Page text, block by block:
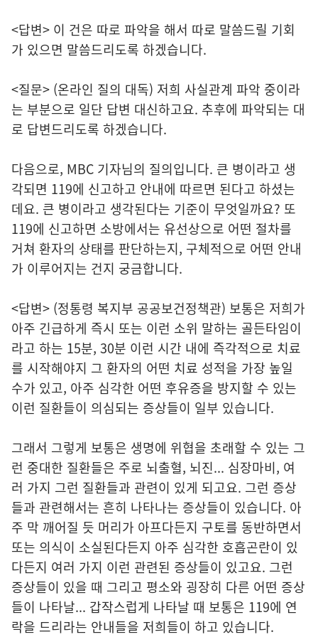
<답변> 이 건은 따로 파악을 해서 따로 말씀드릴 기회
가 있으면 말씀드리도록 하겠습니다.
<질문> (온라인 질의 대독) 저희 사실관계 파악 중이라
는 부분으로 일단 답변 대신하고요. 추후에 파악되는 대
로 답변드리도록 하겠습니다.
다음으로, MBC 기자님의 질의입니다. 큰 병이라고 생
각되면 119에 신고하고 안내에 따르면 된다고 하셨는
데요. 큰 병이라고 생각된다는 기준이 무엇일까요? 또
119에 신고하면 소방에서는 유선상으로 어떤 절차를
거쳐 환자의 상태를 판단하는지, 구체적으로 어떤 안내
가 이루어지는 건지 궁금합니다.
<답변> (정통령 복지부 공공보건정책관) 보통은 저희가
아주 긴급하게 즉시 또는 이런 소위 말하는 골든타임이
라고 하는 15분, 30분 이런 시간 내에 즉각적으로 치료
를 시작해야지 그 환자의 어떤 치료 성적을 가장 높일
수가 있고, 아주 심각한 어떤 후유증을 방지할 수 있는
이런 질환들이 의심되는 증상들이 일부 있습니다.
그래서 그렇게 보통은 생명에 위협을 초래할 수 있는 그
런 중대한 질환들은 주로 뇌출혈, 뇌진... 심장마비, 여
러 가지 그런 질환들과 관련이 있게 되고요. 그런 증상
들과 관련해서는 흔히 나타나는 증상들이 있습니다. 아
주 막 깨어질 듯 머리가 아프다든지 구토를 동반하면서
또는 의식이 소실된다든지 아주 심각한 호흡곤란이 있
다든지 여러 가지 이런 관련된 증상들이 있고요. 그런
증상들이 있을 때 그리고 평소와 굉장히 다른 어떤 증상
들이 나타날... 갑작스럽게 나타날 때 보통은 119에 연
락을 드리라는 안내들을 저희들이 하고 있습니다.